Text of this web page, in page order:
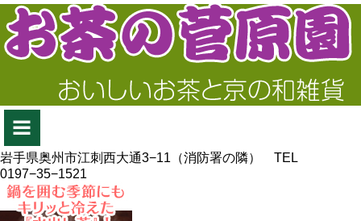
岩手県奥州市江刺西大通3−11（消防署の隣） TEL
0197−35−1521